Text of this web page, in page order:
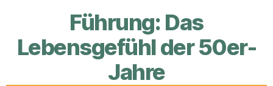
Führung: Das
Lebensgefühl der 50er-
Jahre